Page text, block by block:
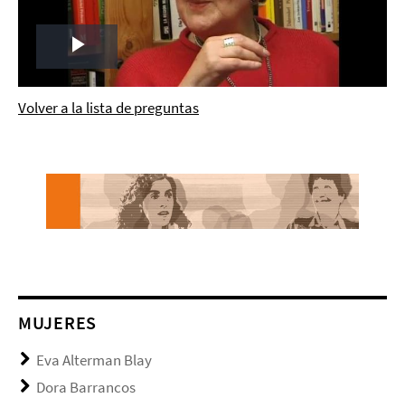
Play
Video
Volver a la lista de preguntas
MUJERES
Eva Alterman Blay
Dora Barrancos